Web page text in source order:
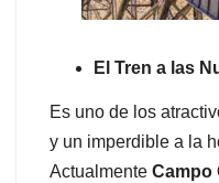
El Tren a las
Es uno de los
y un imperdible a la
Actualmente Campo